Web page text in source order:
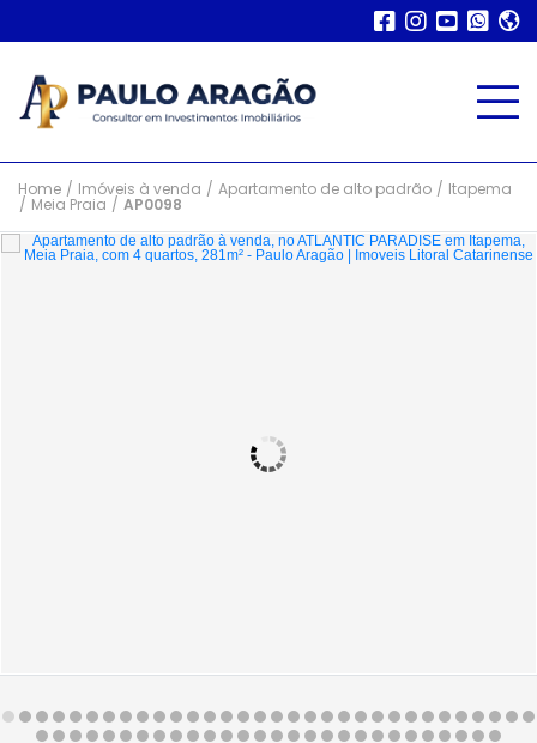
Home / Imóveis à venda / Apartamento de alto padrão / Itapema
/ Meia Praia / AP0098